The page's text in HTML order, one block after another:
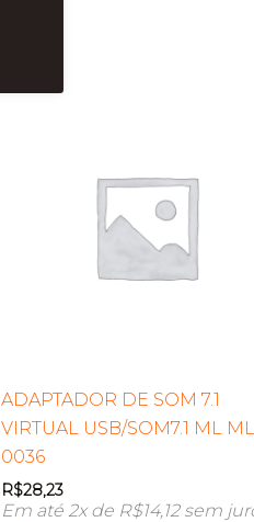
ADAPTADOR DE SOM 7.1
VIRTUAL USB/SOM7.1 ML
0036
R$28,23
Em até 2x de R$14,12sem